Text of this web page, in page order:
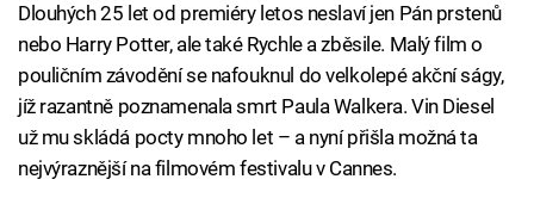
Dlouhých 25 let od premiéry letos neslaví jen Pán prstenů
nebo Harry Potter, ale také Rychle a zběsile. Malý film o
pouličním závodění se nafouknul do velkolepé akční ságy,
jíž razantně poznamenala smrt Paula Walkera. Vin Diesel
už mu skládá pocty mnoho let – a nyní přišla možná ta
nejvýraznější na filmovém festivalu v Cannes.